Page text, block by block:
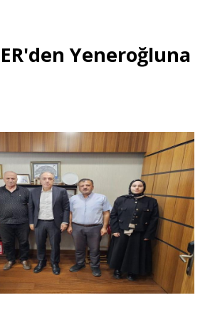
Kültür - Sanat
Ekonomi
Dünya
Yeneroğluna